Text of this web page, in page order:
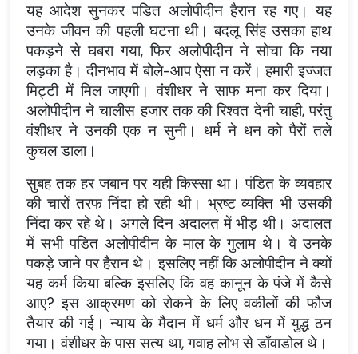
यह आदेश सुनकर पडित अलोपीदीन हैरान रह गए। यह
उनके जीवन की पहली घटना थी। बदलू सिंह उसका हाथ
पकड़ने से घबरा गया, फिर अलोपीदीन ने सोचा कि नया
लड़का है। दीनभाव में बोले-आप ऐसा न करें। हमारी इज्जत
मिट्टी में मिल जाएगी। वंशीधर ने साफ मना कर दिया।
अलोपीदीन ने चालीस हजार तक की रिश्वत देनी चाही, परंतु
वंशीधर ने उनकी एक न सुनी। धर्म ने धन को पैरों तले
कुचल डाला।
सुबह तक हर जबान पर यही किस्सा था। पंडित के व्यवहार
की चारों तरफ निंदा हो रही थी। भ्रष्ट व्यक्ति भी उसकी
निंदा कर रहे थे। अगले दिन अदालत में भीड़ थी। अदालत
में सभी पडित अलोपीदीन के माल के गुलाम थे। वे उनके
पकड़े जाने पर हैरान थे। इसलिए नहीं कि अलोपीदीन ने क्यों
यह कर्म किया बल्कि इसलिए कि वह कानून के पंजे में कैसे
आए? इस आक्रमण को रोकने के लिए वकीलों की फौज
तैयार की गई। न्याय के मैदान में धर्म और धन में युद्ध ठन
गया। वंशीधर के पास सत्य था, गवाह लोभ से डाँवाडोल थे।